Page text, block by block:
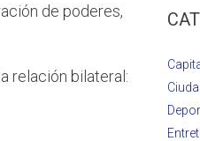
de poderes,
relación bilateral: